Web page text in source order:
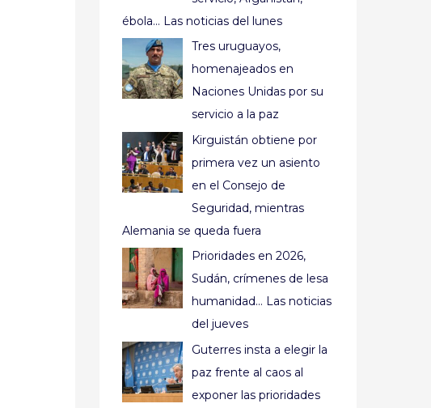
ébola… Las noticias del lunes
Tres uruguayos,
homenajeados en
Naciones Unidas por su
servicio a la paz
Kirguistán obtiene por
primera vez un asiento
en el Consejo de
Seguridad, mientras
Alemania se queda fuera
Prioridades en 2026,
Sudán, crímenes de lesa
humanidad… Las noticias
del jueves
Guterres insta a elegir la
paz frente al caos al
exponer las prioridades